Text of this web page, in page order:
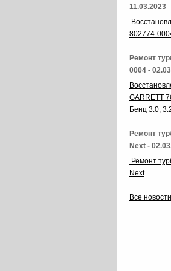
11.03.2023
802774-
Ремонт
0004 -
GARRETT
Бенц 3.0,
Ремонт
Next -
Ремонт
Next
Все новости